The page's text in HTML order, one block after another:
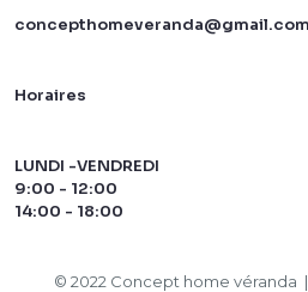
concepthomeveranda@gmail.com
Horaires
LUNDI -VENDREDI
9:00 - 12:00
14:00 - 18:00
© 2022 Concept home véranda |